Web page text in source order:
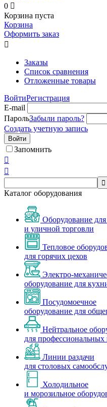
0 
Корзина пуста
Корзина
Оформить заказ

Заказы
Список сравнения
Отложенные товары
ВойтиРегистрация
E-mail
ПарольЗабыли пароль?
Создать учетную запись
Войти
Запомнить



Каталог оборудования
Оборудование
и уличной торговли
Тепловое
для горячих цехов
Электро-
оборудование для
Посудомоечное
оборудование для
Нейтральное
для профессиональных
Линии раздачи
для столовых
Холодильное
и морозильное